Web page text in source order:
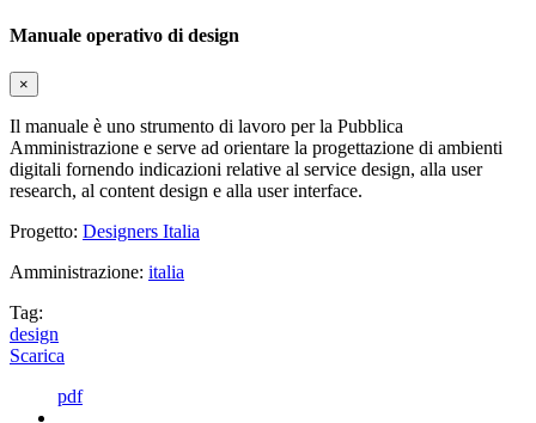
Manuale operativo di design
×
Il manuale è uno strumento di lavoro per la Pubblica
Amministrazione e serve ad orientare la progettazione di ambienti
digitali fornendo indicazioni relative al service design, alla user
research, al content design e alla user interface.
Progetto: Designers Italia
Amministrazione: italia
Tag:
design
Scarica
pdf